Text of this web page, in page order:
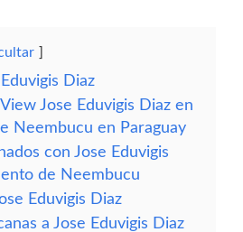
Diaz
Jose Eduvigis Diaz en
Neembucu en Paraguay
con Jose Eduvigis
de Neembucu
Eduvigis Diaz
a Jose Eduvigis Diaz